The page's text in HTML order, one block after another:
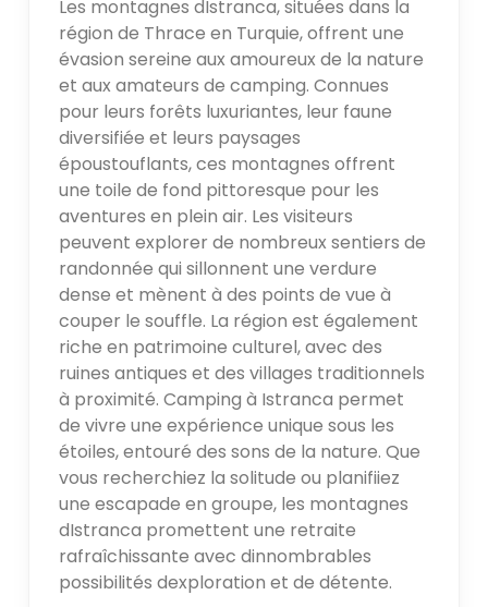
Les montagnes dIstranca, situées dans la
région de Thrace en Turquie, offrent une
évasion sereine aux amoureux de la nature
et aux amateurs de camping. Connues
pour leurs forêts luxuriantes, leur faune
diversifiée et leurs paysages
époustouflants, ces montagnes offrent
une toile de fond pittoresque pour les
aventures en plein air. Les visiteurs
peuvent explorer de nombreux sentiers de
randonnée qui sillonnent une verdure
dense et mènent à des points de vue à
couper le souffle. La région est également
riche en patrimoine culturel, avec des
ruines antiques et des villages traditionnels
à proximité. Camping à Istranca permet
de vivre une expérience unique sous les
étoiles, entouré des sons de la nature. Que
vous recherchiez la solitude ou planifiiez
une escapade en groupe, les montagnes
dIstranca promettent une retraite
rafraîchissante avec dinnombrables
possibilités dexploration et de détente.